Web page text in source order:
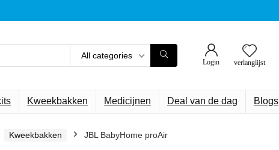
All categories
Login verlanglijst
Kweekbakken Medicijnen Deal van de dag Blogs
Kweekbakken JBL BabyHome proAir